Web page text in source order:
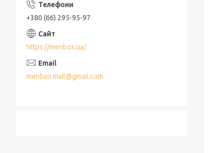
+380 (66) 295-95-97
https://menbox.ua/
menbox.mail@gmail.com